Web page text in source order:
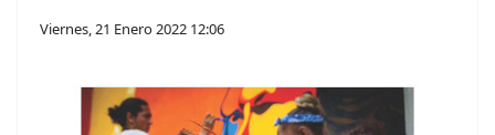
Viernes, 21 Enero 2022 12:06